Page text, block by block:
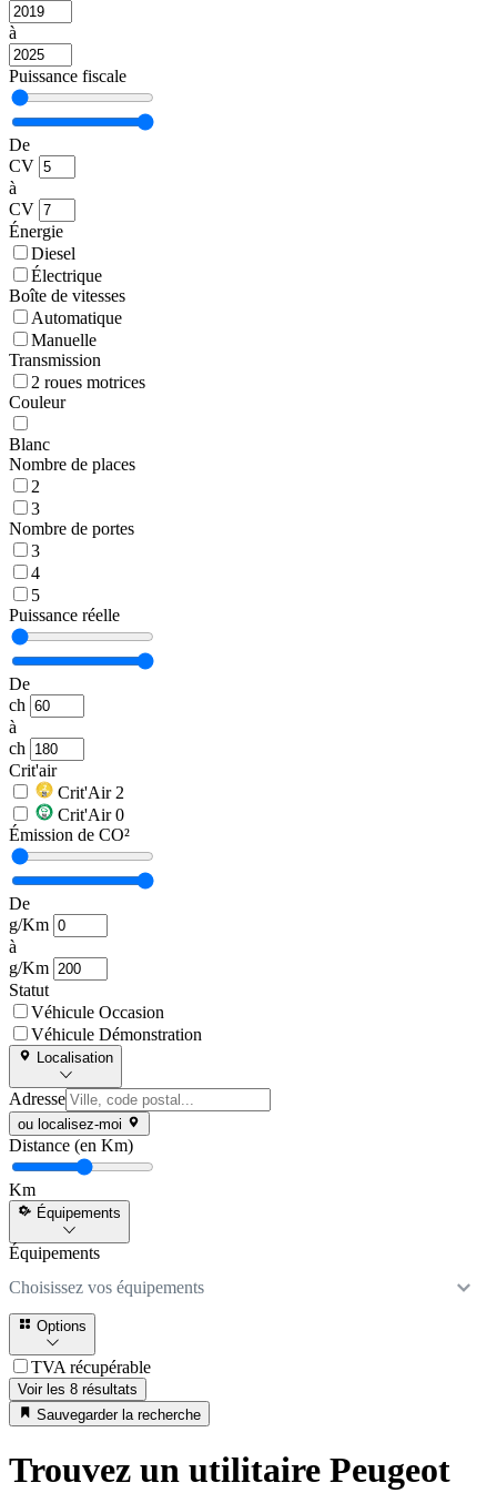
à
Puissance fiscale
De
CV
à
CV
Énergie
Diesel
Électrique
Boîte de vitesses
Automatique
Manuelle
Transmission
2 roues motrices
Couleur
Blanc
Nombre de places
2
3
Nombre de portes
3
4
5
Puissance réelle
De
ch
à
ch
Crit'air
Crit'Air 2
Crit'Air 0
Émission de CO²
De
g/Km
à
g/Km
Statut
Véhicule Occasion
Véhicule Démonstration
Localisation
Adresse
ou localisez-moi
Distance (en Km)
Km
Équipements
Équipements
Choisissez vos équipements
Options
TVA récupérable
Voir les 8 résultats
Sauvegarder la recherche
Trouvez un utilitaire Peugeot